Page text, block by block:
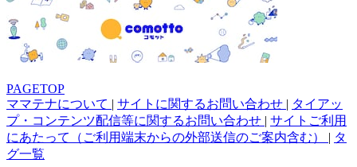
PAGETOP
ママテナについて | サイトに関するお問い合わせ | タイアッ
プ・コンテンツ配信等に関するお問い合わせ | サイトご利用
にあたって（ご利用端末からの外部送信のご案内含む） | タ
グ一覧